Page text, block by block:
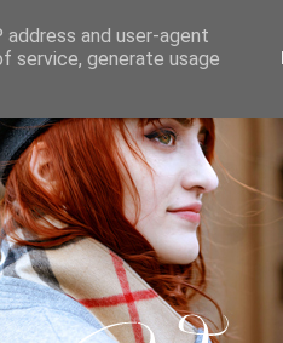
and user-agent
service, generate usage